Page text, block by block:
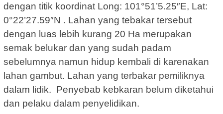
dengan titik koordinat Long: 101°51’5.25″E, Lat:
0°22’27.59″N . Lahan yang tebakar tersebut
dengan luas lebih kurang 20 Ha merupakan
semak belukar dan yang sudah padam
sebelumnya namun hidup kembali di karenakan
lahan gambut. Lahan yang terbakar pemiliknya
dalam lidik. Penyebab kebkaran belum diketahui
dan pelaku dalam penyelidikan.